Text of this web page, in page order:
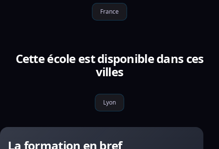
France
Cette école est disponible dans ces
villes
Lyon
La formation en bref